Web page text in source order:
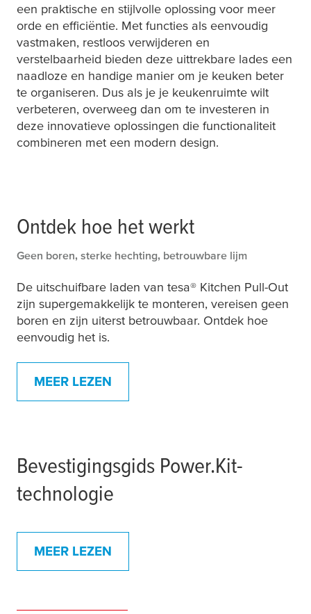
een praktische en stijlvolle oplossing voor meer
orde en efficiëntie. Met functies als eenvoudig
vastmaken, restloos verwijderen en
verstelbaarheid bieden deze uittrekbare lades een
naadloze en handige manier om je keuken beter
te organiseren. Dus als je je keukenruimte wilt
verbeteren, overweeg dan om te investeren in
deze innovatieve oplossingen die functionaliteit
combineren met een modern design.
Ontdek hoe het werkt
Geen boren, sterke hechting, betrouwbare lijm
De uitschuifbare laden van tesa® Kitchen Pull-Out
zijn supergemakkelijk te monteren, vereisen geen
boren en zijn uiterst betrouwbaar. Ontdek hoe
eenvoudig het is.
MEER LEZEN
Bevestigingsgids Power.Kit-
technologie
MEER LEZEN